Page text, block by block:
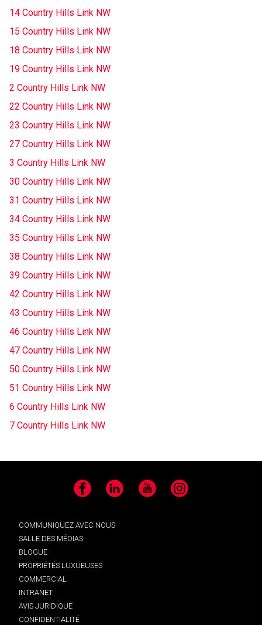
14 Country Hills Link NW
15 Country Hills Link NW
18 Country Hills Link NW
19 Country Hills Link NW
2 Country Hills Link NW
22 Country Hills Link NW
23 Country Hills Link NW
27 Country Hills Link NW
3 Country Hills Link NW
30 Country Hills Link NW
31 Country Hills Link NW
34 Country Hills Link NW
35 Country Hills Link NW
38 Country Hills Link NW
39 Country Hills Link NW
42 Country Hills Link NW
43 Country Hills Link NW
46 Country Hills Link NW
47 Country Hills Link NW
50 Country Hills Link NW
51 Country Hills Link NW
6 Country Hills Link NW
7 Country Hills Link NW
Facebook LinkedIn YouTube Instagram
COMMUNIQUEZ AVEC NOUS
SALLE DES MÉDIAS
BLOGUE
PROPRIÉTÉS LUXUEUSES
COMMERCIAL
INTRANET
AVIS JURIDIQUE
CONFIDENTIALITÉ